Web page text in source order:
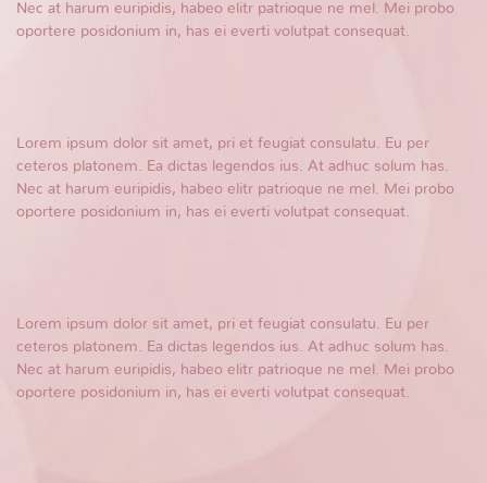
Nec at harum euripidis, habeo elitr patrioque ne mel. Mei probo
oportere posidonium in, has ei everti volutpat consequat.
Lorem ipsum dolor sit amet, pri et feugiat consulatu. Eu per
ceteros platonem. Ea dictas legendos ius. At adhuc solum has.
Nec at harum euripidis, habeo elitr patrioque ne mel. Mei probo
oportere posidonium in, has ei everti volutpat consequat.
Lorem ipsum dolor sit amet, pri et feugiat consulatu. Eu per
ceteros platonem. Ea dictas legendos ius. At adhuc solum has.
Nec at harum euripidis, habeo elitr patrioque ne mel. Mei probo
oportere posidonium in, has ei everti volutpat consequat.